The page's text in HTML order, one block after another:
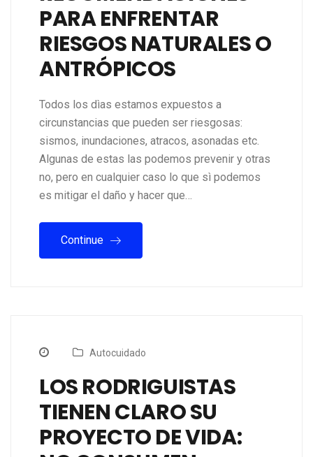
PARA ENFRENTAR
RIESGOS NATURALES O
ANTRÓPICOS
Todos los dìas estamos expuestos a
circunstancias que pueden ser riesgosas:
sismos, inundaciones, atracos, asonadas etc.
Algunas de estas las podemos prevenir y otras
no, pero en cualquier caso lo que sì podemos
es mitigar el daño y hacer que…
Continue
Autocuidado
LOS RODRIGUISTAS
TIENEN CLARO SU
PROYECTO DE VIDA: